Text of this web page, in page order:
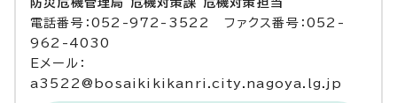
電話番号：052-972-3522 ファクス番号：052-
962-4030
Eメール：
a3522@bosaikikikanri.city.nagoya.lg.jp